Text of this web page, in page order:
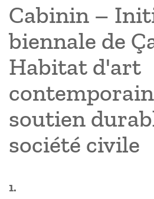
Cabinin –
biennale de
Habitat d'art
soutien
société civile
1.